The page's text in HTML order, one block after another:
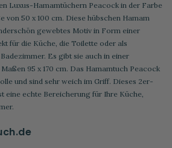
Luxus-Hamamtüchern Peacock in der Farbe
von 50 x 100 cm. Diese hübschen Hamam
gewebtes Motiv in Form einer
für die Küche, die Toilette oder als
Es gibt sie auch in einer
95 x 170 cm. Das Hamamtuch Peacock
und sind sehr weich im Griff. Dieses 2er-
eine echte Bereicherung für Ihre Küche,